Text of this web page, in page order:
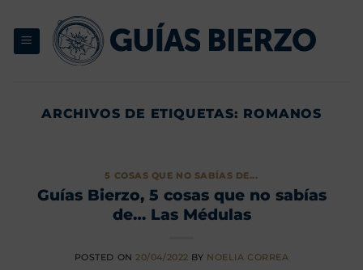
contenido
ARCHIVOS DE ETIQUETAS: ROMANOS
5 COSAS QUE NO SABÍAS DE...
Guías Bierzo, 5 cosas que no sabías
de… Las Médulas
POSTED ON20/04/2022 BY NOELIA CORREA